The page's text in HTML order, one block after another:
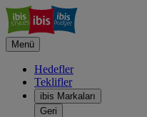
Menü
Hedefler
Teklifler
ibis Markaları
Geri